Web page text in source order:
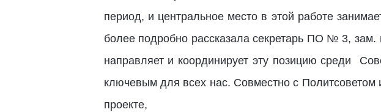
период, и центральное место в этой работе
более подробно рассказала секретарь ПО № 3,
направляет и координирует эту позицию среди
ключевым для всех нас. Совместно с
проекте,